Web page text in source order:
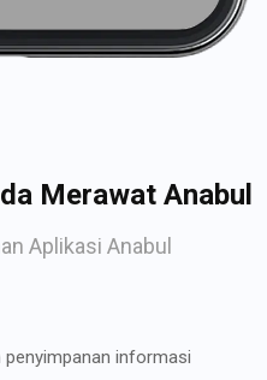
Merawat Anabul
Aplikasi Anabul
penyimpanan informasi